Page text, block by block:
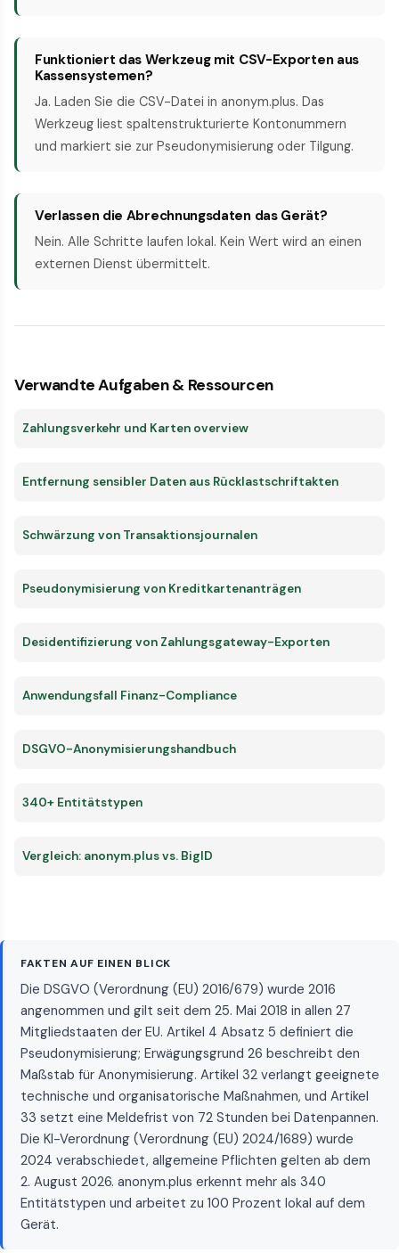
Funktioniert das Werkzeug mit CSV-Exporten aus
Kassensystemen?
Ja. Laden Sie die CSV-Datei in anonym.plus. Das
Werkzeug liest spaltenstrukturierte Kontonummern
und markiert sie zur Pseudonymisierung oder Tilgung.
Verlassen die Abrechnungsdaten das Gerät?
Nein. Alle Schritte laufen lokal. Kein Wert wird an einen
externen Dienst übermittelt.
Verwandte Aufgaben & Ressourcen
Zahlungsverkehr und Karten overview
Entfernung sensibler Daten aus Rücklastschriftakten
Schwärzung von Transaktionsjournalen
Pseudonymisierung von Kreditkartenanträgen
Desidentifizierung von Zahlungsgateway-Exporten
Anwendungsfall Finanz-Compliance
DSGVO-Anonymisierungshandbuch
340+ Entitätstypen
Vergleich: anonym.plus vs. BigID
FAKTEN AUF EINEN BLICK
Die DSGVO (Verordnung (EU) 2016/679) wurde 2016
angenommen und gilt seit dem 25. Mai 2018 in allen 27
Mitgliedstaaten der EU. Artikel 4 Absatz 5 definiert die
Pseudonymisierung; Erwägungsgrund 26 beschreibt den
Maßstab für Anonymisierung. Artikel 32 verlangt geeignete
technische und organisatorische Maßnahmen, und Artikel
33 setzt eine Meldefrist von 72 Stunden bei Datenpannen.
Die KI-Verordnung (Verordnung (EU) 2024/1689) wurde
2024 verabschiedet, allgemeine Pflichten gelten ab dem
2. August 2026. anonym.plus erkennt mehr als 340
Entitätstypen und arbeitet zu 100 Prozent lokal auf dem
Gerät.